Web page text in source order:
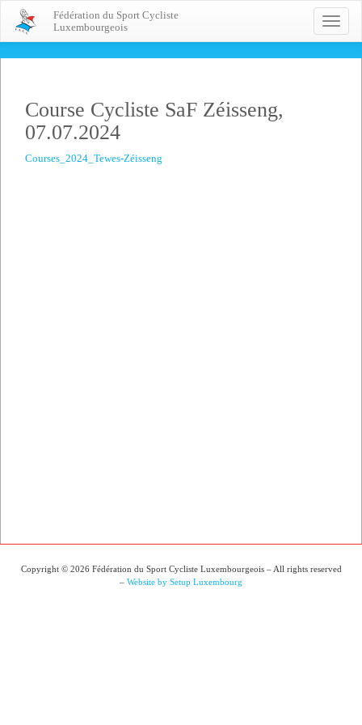
Toggle
Fédération du Sport Cycliste
Luxembourgeois
Course Cycliste SaF Zéisseng,
07.07.2024
Courses_2024_Tewes-Zéisseng
Copyright © 2026 Fédération du Sport Cycliste Luxembourgeois – All rights reserved
– Website by Setup Luxembourg